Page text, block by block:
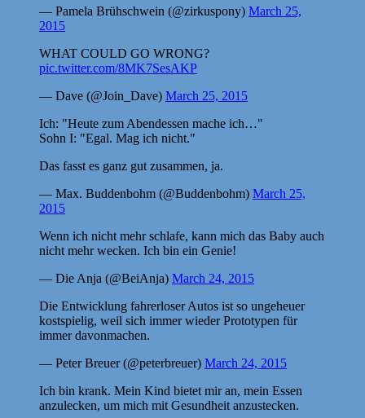
— Pamela Brühschwein (@zirkuspony) March 25,
2015
WHAT COULD GO WRONG?
pic.twitter.com/8MK7SesAKP
— Dave (@Join_Dave) March 25, 2015
Ich: "Heute zum Abendessen mache ich…"
Sohn I: "Egal. Mag ich nicht."
Das fasst es ganz gut zusammen, ja.
— Max. Buddenbohm (@Buddenbohm) March 25,
2015
Wenn ich nicht mehr schlafe, kann mich das Baby auch
nicht mehr wecken. Ich bin ein Genie!
— Die Anja (@BeiAnja) March 24, 2015
Die Entwicklung fahrerloser Autos ist so ungeheuer
kostspielig, weil sich immer wieder Prototypen für
immer davonmachen.
— Peter Breuer (@peterbreuer) March 24, 2015
Ich bin krank. Mein Kind bietet mir an, mein Essen
anzulecken, um mich mit Gesundheit anzustecken.